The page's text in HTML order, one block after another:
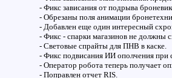
- Фикс зависания от подрыва
- Обрезаны поля анимации
- Добавлен еще один интересный
- Фикс - спарки магазинов не должны
- Световые спрайты для ПНВ в каске.
- Фикс подвисания ИИ ополчения при
- Оператор робота теперь получает
- Поправлен отчет RIS.